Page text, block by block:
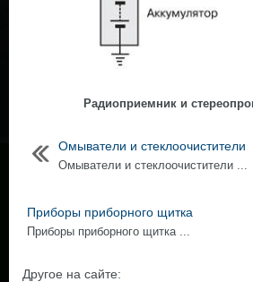
Радиоприемник и
Омыватели и стеклоочистители
Омыватели и стеклоочистители ...
Приборы приборного щитка
Приборы приборного щитка ...
Другое на сайте: